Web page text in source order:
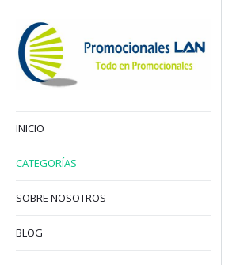
INICIO
CATEGORÍAS
SOBRE NOSOTROS
BLOG